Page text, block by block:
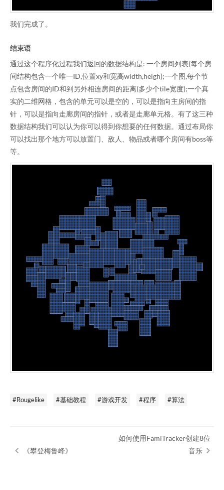
我们完成了。
结束语
通过这个程序化过程我们返回的数据结构是: 一个房间列表(每个房
间结构包含一个唯一ID,位置xy和宽高width,heigh);一个图,每个节
点包含房间的ID和到另外相连房间的距离(多少个tile宽度);一个真
实的二维网格，包含的单元可以是空的，可以是指向主房间的指
针，可以是指向走廊房间的指针，或者是走廊单元格。有了这三种
数据结构我们可以认为你可以得到你想要的任何数据。通过布局你
可以找出那个地方可以放置门、敌人、物品或者哪个房间有boss等
等。
#Rougelike #基础教程 #游戏开发 #程序 #算法
《攀登梅鲁峰》
如何使用FamiTracker创建8位
音乐